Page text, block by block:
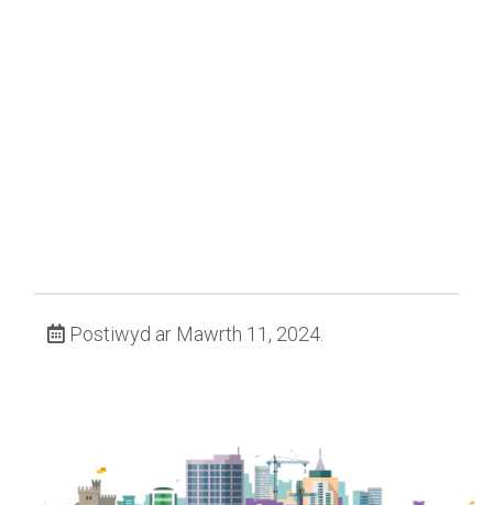
Postiwyd ar Mawrth 11, 2024.